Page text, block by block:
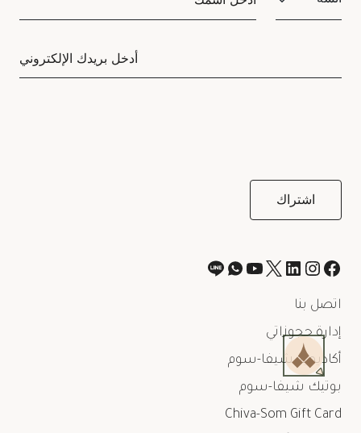
اتصل بنا
إدارة حجوزاتي
أكاديمية شيفا-سوم
بوتيك شيفا-سوم
Chiva-Som Gift Card